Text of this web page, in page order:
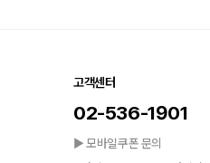
고객센터
02-536-1901
▶ 모바일쿠폰 문의